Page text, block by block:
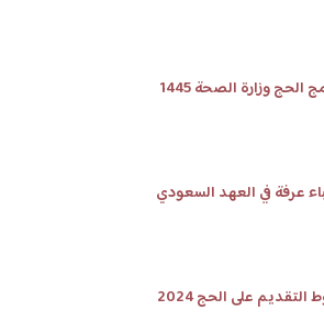
الحج وزارة الصحة 1445
عرفة في العهد السعودي
على الحج 2024